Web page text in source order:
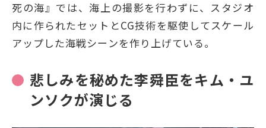
死の海』では、海上の撮影を行わずに、スタジオ
内に作られたセットとCG技術を駆使してスケール
アップした海戦シーンを作り上げている。
悲しみを秘めた李舜臣をキム・ユ
ンソクが演じる